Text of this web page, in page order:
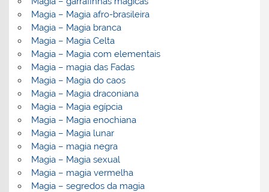
Magia – Magia afro-brasileira
Magia – Magia branca
Magia – Magia Celta
Magia – Magia com elementais
Magia – magia das Fadas
Magia – Magia do caos
Magia – Magia draconiana
Magia – Magia egípcia
Magia – Magia enochiana
Magia – Magia lunar
Magia – magia negra
Magia – Magia sexual
Magia – magia vermelha
Magia – segredos da magia